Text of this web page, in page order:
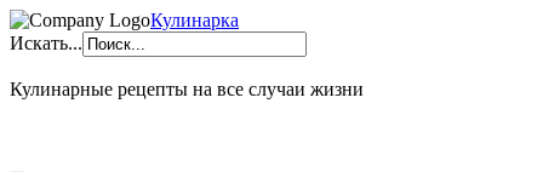
Кулинарка
Искать...
Кулинарные рецепты на все случаи жизни